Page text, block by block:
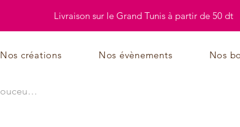
Livraison sur le Grand Tunis à partir de 50 dt
Nos créations Nos évènements Nos